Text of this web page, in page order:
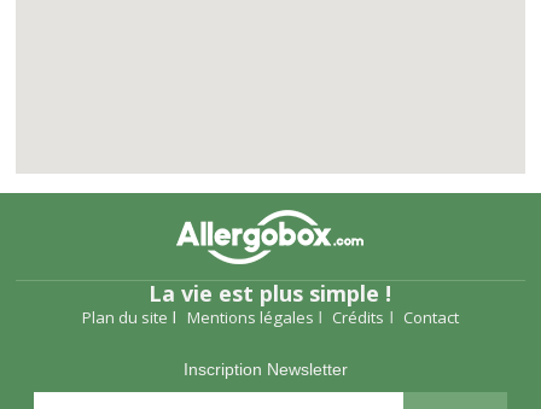
La vie est plus simple !
Plan du site Mentions légales Crédits Contact
Inscription Newsletter